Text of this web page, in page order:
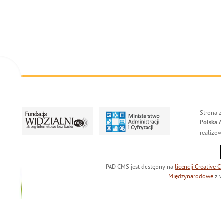
Strona
Polska
PAD CMS jest dostępny na licencji Creative
Międzynarodowe z